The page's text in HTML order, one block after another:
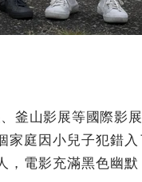
釜山影展等國際影
庭因小兒子犯錯
電影充滿黑色幽